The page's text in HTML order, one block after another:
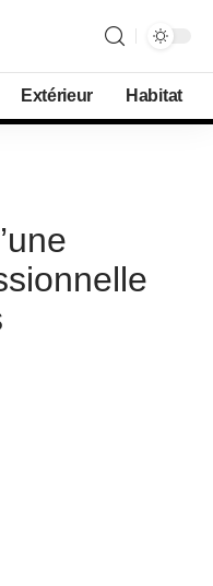
Extérieur Habitat